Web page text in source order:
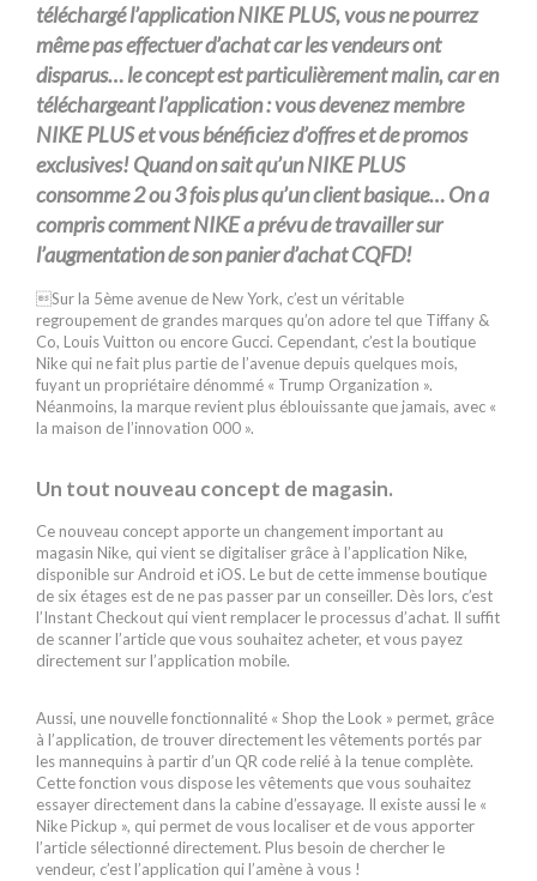
téléchargé l’application NIKE PLUS, vous ne pourrez
même pas effectuer d’achat car les vendeurs ont
disparus… le concept est particulièrement malin, car en
téléchargeant l’application : vous devenez membre
NIKE PLUS et vous bénéficiez d’offres et de promos
exclusives! Quand on sait qu’un NIKE PLUS
consomme 2 ou 3 fois plus qu’un client basique… On a
compris comment NIKE a prévu de travailler sur
l’augmentation de son panier d’achat CQFD!
Sur la 5ème avenue de New York, c’est un véritable
regroupement de grandes marques qu’on adore tel que Tiffany &
Co, Louis Vuitton ou encore Gucci. Cependant, c’est la boutique
Nike qui ne fait plus partie de l’avenue depuis quelques mois,
fuyant un propriétaire dénommé « Trump Organization ».
Néanmoins, la marque revient plus éblouissante que jamais, avec «
la maison de l’innovation 000 ».
Un tout nouveau concept de magasin.
Ce nouveau concept apporte un changement important au
magasin Nike, qui vient se digitaliser grâce à l’application Nike,
disponible sur Android et iOS. Le but de cette immense boutique
de six étages est de ne pas passer par un conseiller. Dès lors, c’est
l’Instant Checkout qui vient remplacer le processus d’achat. Il suffit
de scanner l’article que vous souhaitez acheter, et vous payez
directement sur l’application mobile.
Aussi, une nouvelle fonctionnalité « Shop the Look » permet, grâce
à l’application, de trouver directement les vêtements portés par
les mannequins à partir d’un QR code relié à la tenue complète.
Cette fonction vous dispose les vêtements que vous souhaitez
essayer directement dans la cabine d’essayage. Il existe aussi le «
Nike Pickup », qui permet de vous localiser et de vous apporter
l’article sélectionné directement. Plus besoin de chercher le
vendeur, c’est l’application qui l’amène à vous !